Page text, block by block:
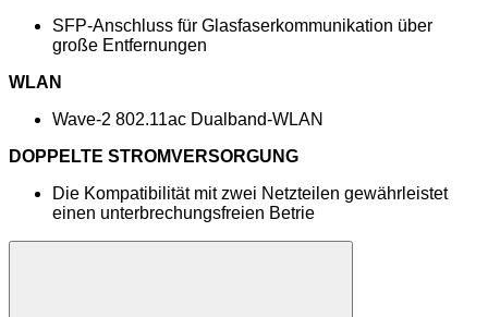
SFP-Anschluss für Glasfaserkommunikation über
große Entfernungen
WLAN
Wave-2 802.11ac Dualband-WLAN
DOPPELTE STROMVERSORGUNG
Die Kompatibilität mit zwei Netzteilen gewährleistet
einen unterbrechungsfreien Betrie